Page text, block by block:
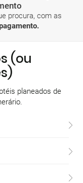
procura, com as
(ou
planeados de